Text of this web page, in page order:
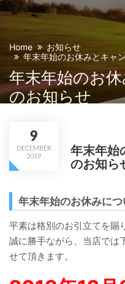
Home
お知らせ
年末年始のお休みとキャ
年末年始のお
のお知らせ
9
DECEMBER
2019
年末年始
のお知ら
年末年始のお休みにつ
平素は格別のお引立てを賜
誠に勝手ながら、当店では
せて頂きます。